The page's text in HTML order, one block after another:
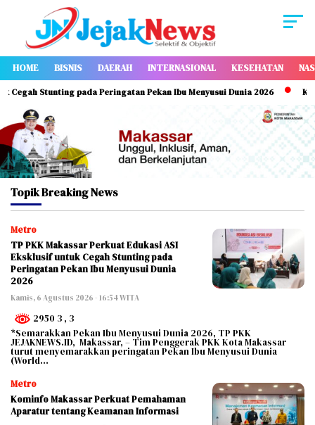
HOME BISNIS DAERAH INTERNASIONAL KESEHATAN
Stunting pada Peringatan Pekan Ibu Menyusui Dunia 2026
TopikBreaking News
Metro
TP PKK Makassar Perkuat Edukasi ASI
Eksklusif untuk Cegah Stunting pada
Peringatan Pekan Ibu Menyusui Dunia
2026
Kamis, 6 Agustus 2026 - 16:54 WITA
2950 3 , 3
*Semarakkan Pekan Ibu Menyusui Dunia 2026, TP PKK
JEJAKNEWS.ID, Makassar, – Tim Penggerak PKK Kota Makassar
turut menyemarakkan peringatan Pekan Ibu Menyusui Dunia
(World…
Metro
Kominfo Makassar Perkuat Pemahaman
Aparatur tentang Keamanan Informasi